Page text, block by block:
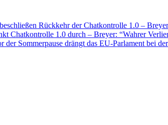
Rückkehr der Chatkontrolle 1.0 –
Chatkontrolle 1.0 durch – Breyer: “Wahrer
der Sommerpause drängt das EU-Parlament bei